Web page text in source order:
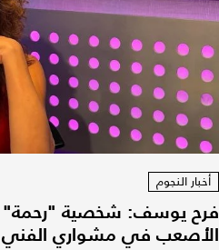
أخبار النجوم
فرح يوسف: شخصية "رحمة"
الأصعب في مشواري الفني